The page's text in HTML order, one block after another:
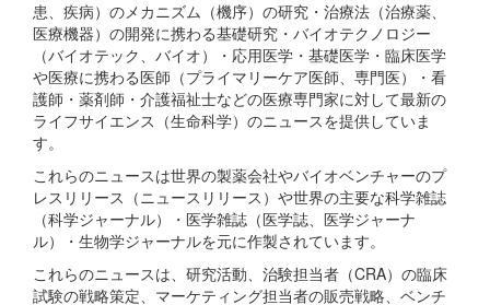
患、疾病）のメカニズム（機序）の研究・治療法（治療薬、
医療機器）の開発に携わる基礎研究・バイオテクノロジー
（バイオテック、バイオ）・応用医学・基礎医学・臨床医学
や医療に携わる医師（プライマリーケア医師、専門医）・看
護師・薬剤師・介護福祉士などの医療専門家に対して最新の
ライフサイエンス（生命科学）のニュースを提供していま
す。
これらのニュースは世界の製薬会社やバイオベンチャーのプ
レスリリース（ニュースリリース）や世界の主要な科学雑誌
（科学ジャーナル）・医学雑誌（医学誌、医学ジャーナ
ル）・生物学ジャーナルを元に作製されています。
これらのニュースは、研究活動、治験担当者（CRA）の臨床
試験の戦略策定、マーケティング担当者の販売戦略、ベンチ